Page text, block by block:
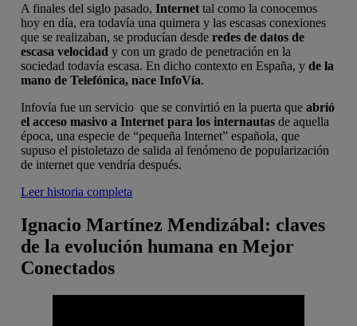
A finales del siglo pasado, Internet tal como la conocemos
hoy en día, era todavía una quimera y las escasas conexiones
que se realizaban, se producían desde redes de datos de
escasa velocidad y con un grado de penetración en la
sociedad todavía escasa. En dicho contexto en España, y de la
mano de Telefónica, nace InfoVía.
Infovía fue un servicio que se convirtió en la puerta que abrió
el acceso masivo a Internet para los internautas de aquella
época, una especie de “pequeña Internet” española, que
supuso el pistoletazo de salida al fenómeno de popularización
de internet que vendría después.
Leer historia completa
Ignacio Martínez Mendizábal: claves
de la evolución humana en Mejor
Conectados